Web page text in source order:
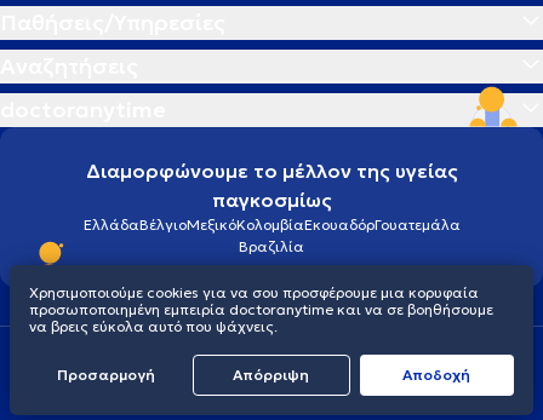
Διαμορφώνουμε το μέλλον της υγείας
παγκοσμίως
ΕλλάδαΒέλγιοΜεξικόΚολομβίαΕκουαδόρΓουατεμάλα
Βραζιλία
Πολιτική προστασίας προσωπικού απορρήτου
© 2026 doctoranytime
Χρησιμοποιούμε cookies για να σου προσφέρουμε μια κορυφαία
προσωποποιημένη εμπειρία doctoranytime και να σε βοηθήσουμε
να βρεις εύκολα αυτό που ψάχνεις.
Προσαρμογή Απόρριψη Aποδοχή